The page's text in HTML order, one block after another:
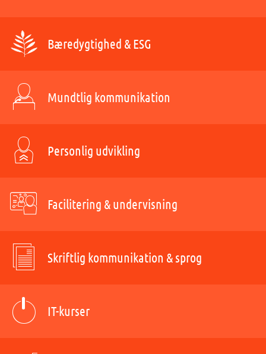
Bæredygtighed & ESG
Mundtlig kommunikation
Personlig udvikling
Facilitering & undervisning
Skriftlig kommunikation & sprog
IT-kurser